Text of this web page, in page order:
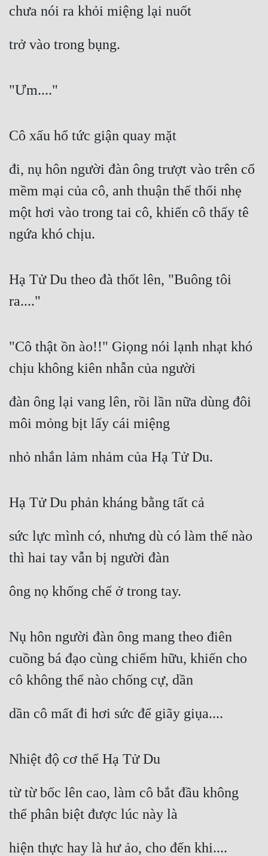
Đô Thị
Truyện Nam
Truyện Nữ
Vô Địch Lưu
Xây Dựng Thế Lực
Tính Cách Nhân Vật :
Cơ Trí
Sát Phạt Quyết Đoán
Vô Sỉ
chưa nói ra khỏi miệng lại nuốt
trở vào trong bụng.
"Ưm...."
Cô xấu hổ tức giận quay mặt
đi, nụ hôn người đàn ông trượt vào trên cổ
mềm mại của cô, anh thuận thế thổi nhẹ
một hơi vào trong tai cô, khiến cô thấy tê
ngứa khó chịu.
Hạ Tử Du theo đà thốt lên, "Buông tôi
ra...."
"Cô thật ồn ào!!" Giọng nói lạnh nhạt khó
chịu không kiên nhẫn của người
đàn ông lại vang lên, rồi lần nữa dùng đôi
môi mỏng bịt lấy cái miệng
nhỏ nhắn lảm nhảm của Hạ Tử Du.
Hạ Tử Du phản kháng bằng tất cả
sức lực mình có, nhưng dù có làm thế nào
thì hai tay vẫn bị người đàn
ông nọ khống chế ở trong tay.
Nụ hôn người đàn ông mang theo điên
cuồng bá đạo cùng chiếm hữu, khiến cho
cô không thể nào chống cự, dần
dần cô mất đi hơi sức để giãy giụa....
Nhiệt độ cơ thể Hạ Tử Du
từ từ bốc lên cao, làm cô bắt đầu không
thể phân biệt được lúc này là
hiện thực hay là hư ảo, cho đến khi....